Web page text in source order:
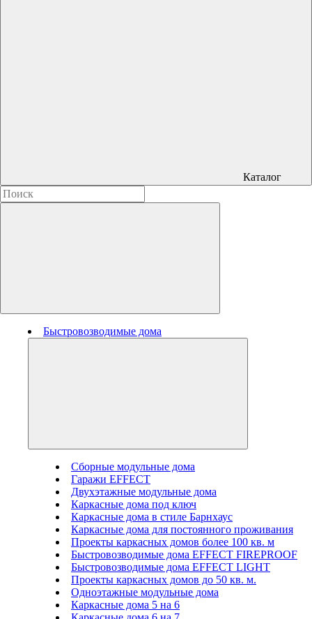
Каталог
Быстровозводимые дома
Сборные модульные дома
Гаражи EFFECT
Двухэтажные модульные дома
Каркасные дома под ключ
Каркасные дома в стиле Барнхаус
Каркасные дома для постоянного проживания
Проекты каркасных домов более 100 кв. м
Быстровозводимые дома EFFECT FIREPROOF
Быстровозводимые дома EFFECT LIGHT
Проекты каркасных домов до 50 кв. м.
Одноэтажные модульные дома
Каркасные дома 5 на 6